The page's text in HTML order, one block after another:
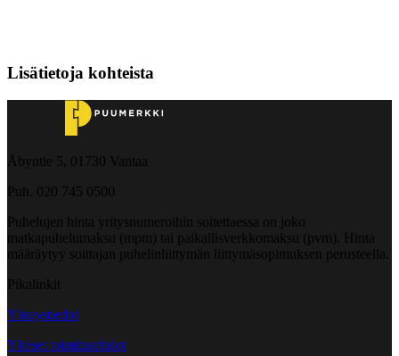
Lisätietoja kohteista
Åbyntie 5, 01730 Vantaa
Puh. 020 745 0500
Puhelujen hinta yritysnumeroihin soitettaessa on joko
matkapuhelumaksu (mpm) tai paikallisverkkomaksu (pvm). Hinta
määräytyy soittajan puhelinliittymän liittymäsopimuksen perusteella.
Pikalinkit
Yhteystiedot
Yleiset toimitusehdot